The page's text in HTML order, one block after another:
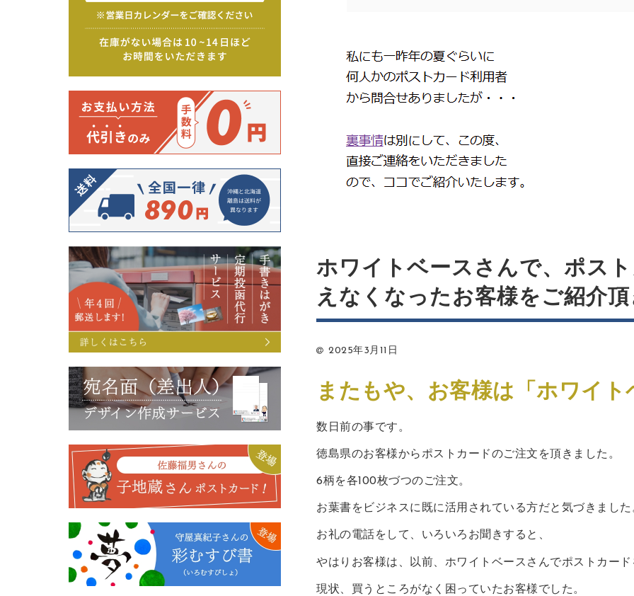
ホワイトベースさんで、ポス
えなくなったお客様をご紹介
2025年3月11日
またもや、お客様は「ホワイト
数日前の事です。
徳島県のお客様からポストカードのご注文を頂きました。
6柄を各100枚づつのご注文。
お葉書をビジネスに既に活用されている方だと気づきました
お礼の電話をして、いろいろお聞きすると、
やはりお客様は、以前、ホワイトベースさんでポストカー
現状、買うところがなく困っていたお客様でした。